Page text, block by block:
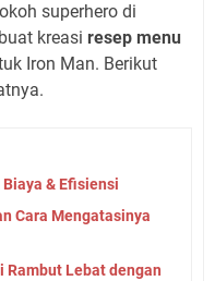
superhero di
kreasi resep menu
Iron Man. Berikut
& Efisiensi
Cara Mengatasinya
Rambut Lebat dengan